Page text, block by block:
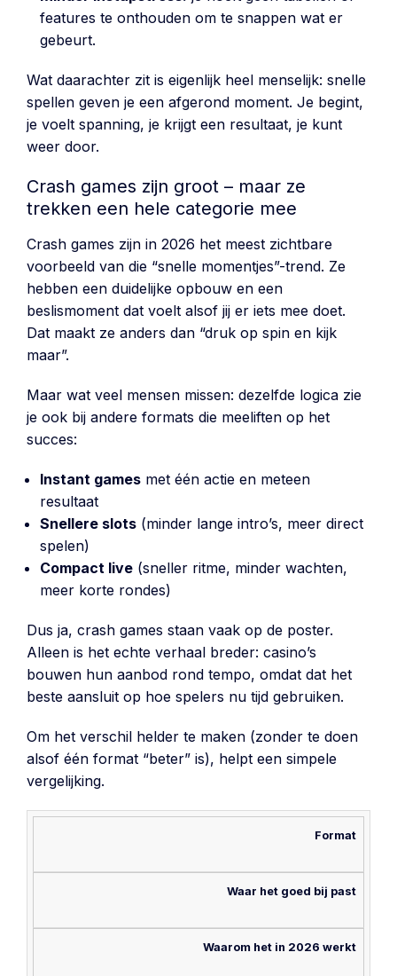
features te onthouden om te snappen wat er
gebeurt.
Wat daarachter zit is eigenlijk heel menselijk: snelle
spellen geven je een afgerond moment. Je begint,
je voelt spanning, je krijgt een resultaat, je kunt
weer door.
Crash games zijn groot – maar ze
trekken een hele categorie mee
Crash games zijn in 2026 het meest zichtbare
voorbeeld van die “snelle momentjes”-trend. Ze
hebben een duidelijke opbouw en een
beslismoment dat voelt alsof jij er iets mee doet.
Dat maakt ze anders dan “druk op spin en kijk
maar”.
Maar wat veel mensen missen: dezelfde logica zie
je ook bij andere formats die meeliften op het
succes:
Instant games met één actie en meteen
resultaat
Snellere slots (minder lange intro’s, meer direct
spelen)
Compact live (sneller ritme, minder wachten,
meer korte rondes)
Dus ja, crash games staan vaak op de poster.
Alleen is het echte verhaal breder: casino’s
bouwen hun aanbod rond tempo, omdat dat het
beste aansluit op hoe spelers nu tijd gebruiken.
Om het verschil helder te maken (zonder te doen
alsof één format “beter” is), helpt een simpele
vergelijking.
Format
Waar het goed bij past
Waarom het in 2026 werkt